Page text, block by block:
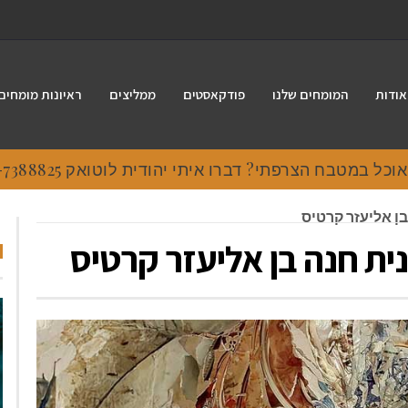
אודות המומחים שלנו פודקאסטים ממליצים ראיונות
במטבח הצרפתי? דברו איתי יהודית לוטואק 054-7388825.
אליעזר קרטיס
חנה בן אליעזר קרטיס